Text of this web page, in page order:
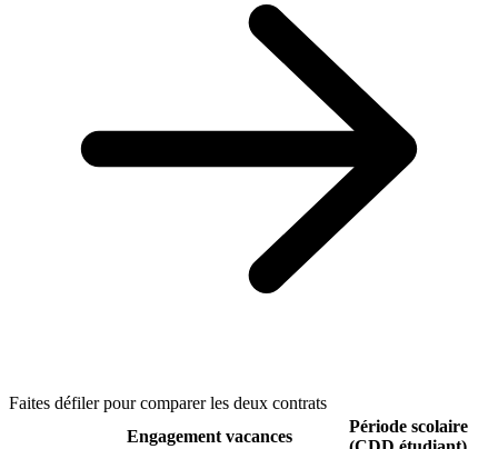
Faites défiler pour comparer les deux contrats
Engagement vacances
Période scolaire